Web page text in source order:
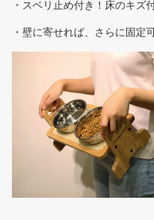
・スベリ止め付き！床のキズ
・壁に寄せれば、さらに固定可